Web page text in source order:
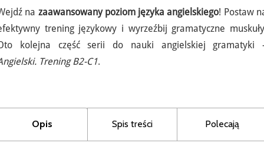
na zaawansowany poziom języka angielskiego! Postaw
trening językowy i wyrzeźbij gramatyczne
kolejna część serii do nauki angielskiej gramatyki
Trening B2-C1.
Opis Spis treści Polecają